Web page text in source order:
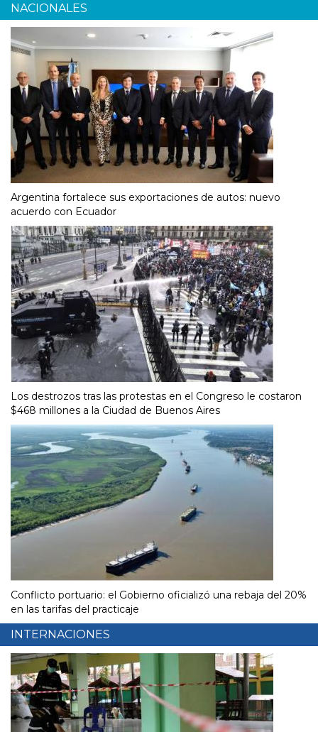
NACIONALES
Argentina fortalece sus exportaciones de autos: nuevo
acuerdo con Ecuador
Los destrozos tras las protestas en el Congreso le costaron
$468 millones a la Ciudad de Buenos Aires
Conflicto portuario: el Gobierno oficializó una rebaja del 20%
en las tarifas del practicaje
INTERNACIONES